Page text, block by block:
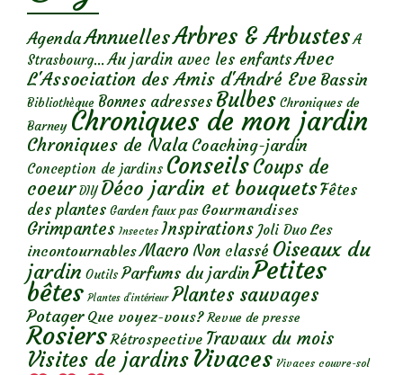
AgendaAnnuellesArbres & Arbustes A
Strasbourg... Au jardin avec les enfantsAvec
L'Association des Amis d'André Eve Bassin
Bibliothèque Bonnes adresses Bulbes Chroniques de
Barney Chroniques de mon jardin
Chroniques de Nala Coaching-jardin
Conception de jardins ConseilsCoups de
coeur DIY Déco jardin et bouquetsFêtes
des plantes Garden faux pas Gourmandises
Grimpantes Insectes Inspirations Joli Duo Les
incontournables Macro Non classé Oiseaux du
jardin Outils Parfums du jardinPetites
bêtes Plantes d’intérieur Plantes sauvages
Potager Que voyez-vous? Revue de presse
Rosiers Rétrospective Travaux du mois
Visites de jardins Vivaces Vivaces couvre-sol